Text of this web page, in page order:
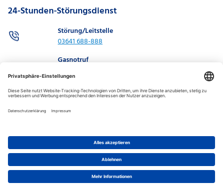
24-Stunden-Störungsdienst
Störung/Leitstelle
03641 688-888
Gasnotruf
03641 688-886
0800 0688 886
Kontakt
Datenschutz-Einstellungen Impressum Datenschutz
Datenschutz allgemein Barrierefreiheit